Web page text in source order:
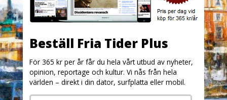
Beställ Fria Tider Plus
För 365 kr per år får du hela vårt utbud av nyheter,
opinion, reportage och kultur. Vi nås från hela
världen – direkt i din dator, surfplatta eller mobil.